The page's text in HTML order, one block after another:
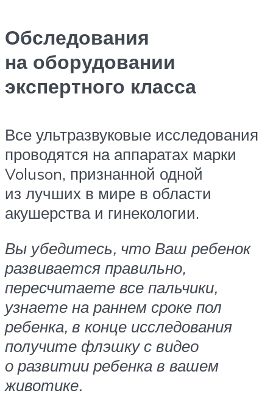
Обследования
на оборудовании
экспертного класса
Все ультразвуковые исследования
проводятся на аппаратах марки
Voluson, признанной одной
из лучших в мире в области
акушерства и гинекологии.
Вы убедитесь, что Ваш ребенок
развивается правильно,
пересчитаете все пальчики,
узнаете на раннем сроке пол
ребенка, в конце исследования
получите флэшку с видео
о развитии ребенка в вашем
животике.